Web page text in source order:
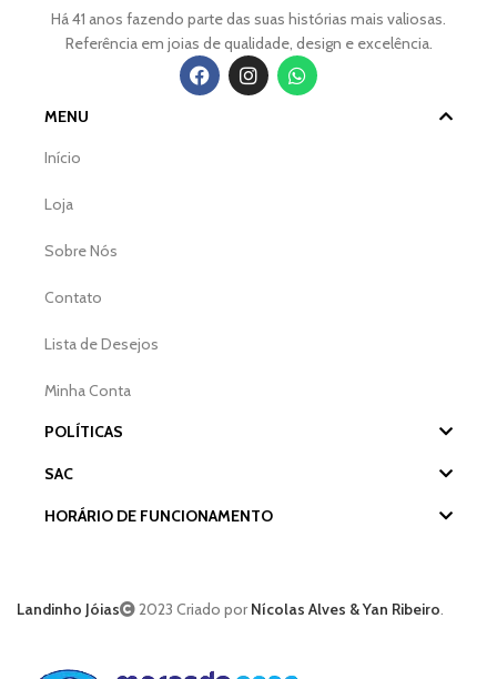
Há 41 anos fazendo parte das suas histórias mais valiosas.
Referência em joias de qualidade, design e excelência.
MENU
Início
Loja
Sobre Nós
Contato
Lista de Desejos
Minha Conta
POLÍTICAS
SAC
HORÁRIO DE FUNCIONAMENTO
Landinho Jóias 2023 Criado porNícolas Alves & Yan Ribeiro.